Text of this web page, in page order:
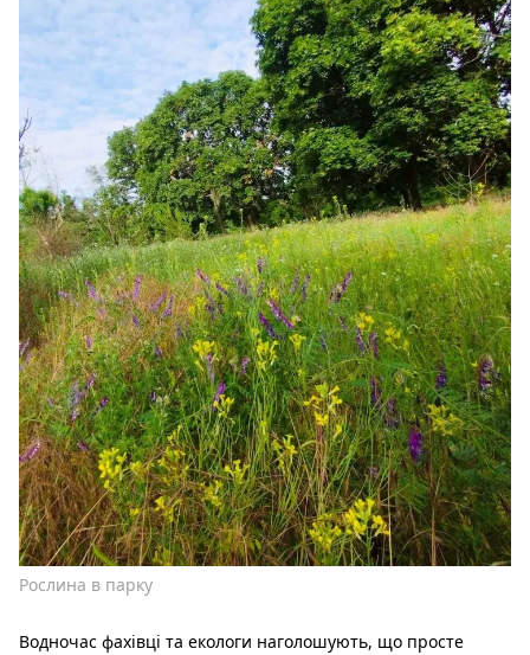
Рослина в парку
Водночас фахівці та екологи наголошують, що просте